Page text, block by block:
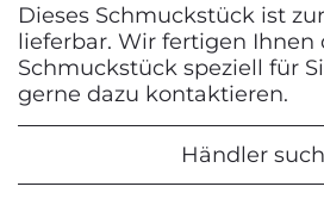
Dieses Schmuckstück ist
lieferbar. Wir fertigen Ihnen
Schmuckstück speziell für
gerne dazu kontaktieren.
Händler